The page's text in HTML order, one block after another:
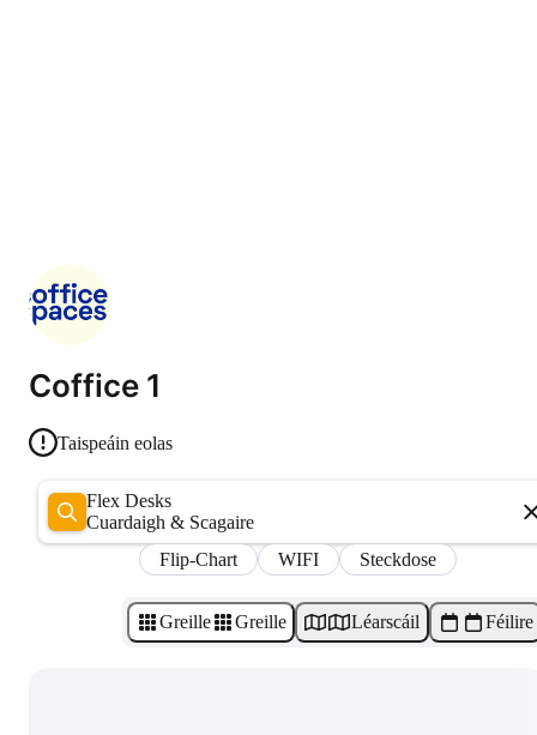
Coffice 1
Taispeáin eolas
Flex Desks
Cuardaigh & Scagaire
Flip-Chart
WIFI Steckdose
Greille Greille Léarscáil Féilire